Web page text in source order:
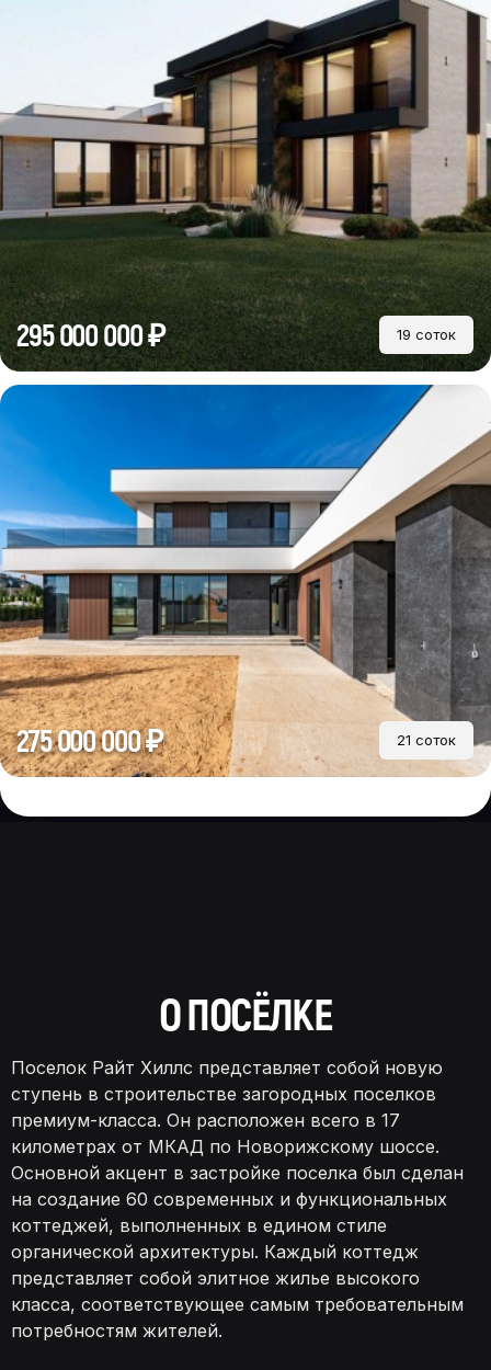
295 000 000 ₽ 19 соток
275 000 000 ₽ 21 соток
О ПОСЁЛКЕ
Поселок Райт Хиллс представляет собой новую
ступень в строительстве загородных поселков
премиум-класса. Он расположен всего в 17
километрах от МКАД по Новорижскому шоссе.
Основной акцент в застройке поселка был сделан
на создание 60 современных и функциональных
коттеджей, выполненных в едином стиле
органической архитектуры. Каждый коттедж
представляет собой элитное жилье высокого
класса, соответствующее самым требовательным
потребностям жителей.